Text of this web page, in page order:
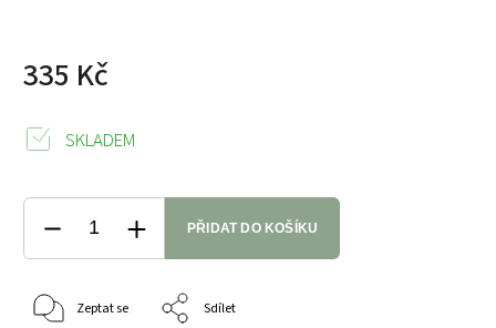
335 Kč
SKLADEM
PŘIDAT DO KOŠÍKU
Zeptat se Sdílet